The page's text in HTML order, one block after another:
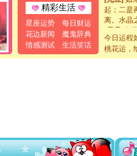
精彩生活
星座运势
每日财运
花边新闻
魔鬼辞典
情感测试
生活笑话
起；二是
离。水晶
[元旦] 当
泣，这痛
卖了。水
[春节]风
要平安！
[圣诞节]
今日运程
桃花运，